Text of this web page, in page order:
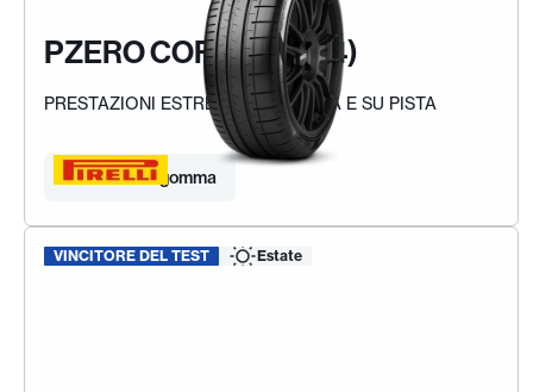
PZERO CORSA (PZC4)
PRESTAZIONI ESTREME SU STRADA E SU PISTA
Trova la tua gomma
VINCITORE DEL TEST Estate